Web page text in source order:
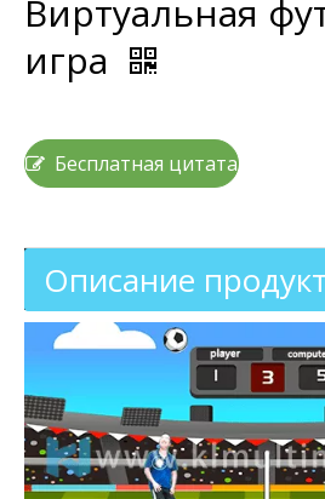
Виртуальная
игра
Бесплатная цитата
Описание